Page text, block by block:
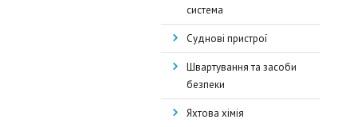
система
Суднові пристрої
Швартування та засоби
безпеки
Яхтова хімія